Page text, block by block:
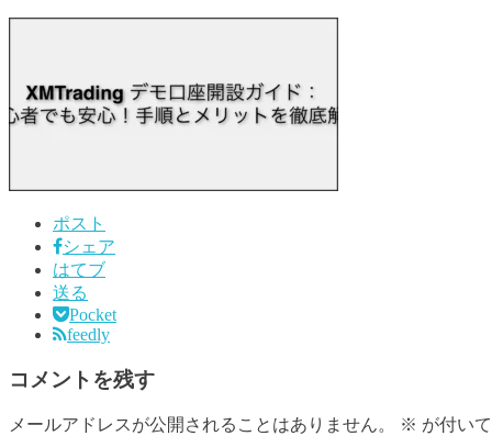
ポスト
シェア
はてブ
送る
Pocket
feedly
コメントを残す
メールアドレスが公開されることはありません。 ※ が付い